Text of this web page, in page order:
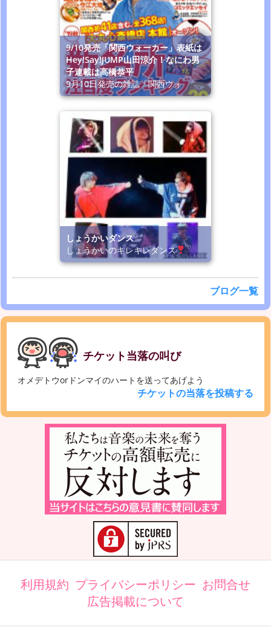
9/10発売「関西ウォーカー」表紙は
Hey!Say!JUMP山田涼介！なにわ男
子連載は高橋恭平
9月10日発売の雑誌「関西ウォ
しょうかいダンス
しょうかいのキレキレダンス
ブログ一覧
チケット当落の叫び
オメデトウorドンマイのハートを送ってあげよう
チケットの当落を投稿する
利用規約 プライバシーポリシー お問合せ
広告掲載について